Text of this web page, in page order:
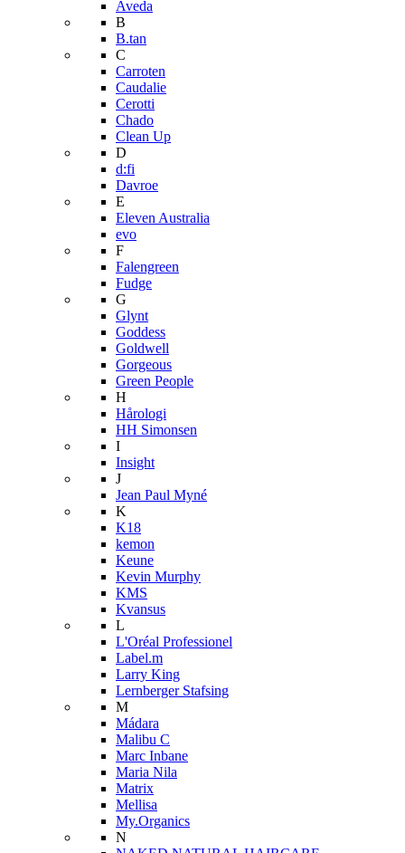
Aveda
B
B.tan
C
Carroten
Caudalie
Cerotti
Chado
Clean Up
D
d:fi
Davroe
E
Eleven Australia
evo
F
Falengreen
Fudge
G
Glynt
Goddess
Goldwell
Gorgeous
Green People
H
Hårologi
HH Simonsen
I
Insight
J
Jean Paul Myné
K
K18
kemon
Keune
Kevin Murphy
KMS
Kvansus
L
L'Oréal Professionel
Label.m
Larry King
Lernberger Stafsing
M
Mádara
Malibu C
Marc Inbane
Maria Nila
Matrix
Mellisa
My.Organics
N